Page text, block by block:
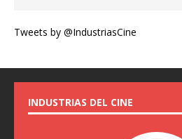
Tweets by @IndustriasCine
INDUSTRIAS DEL CINE